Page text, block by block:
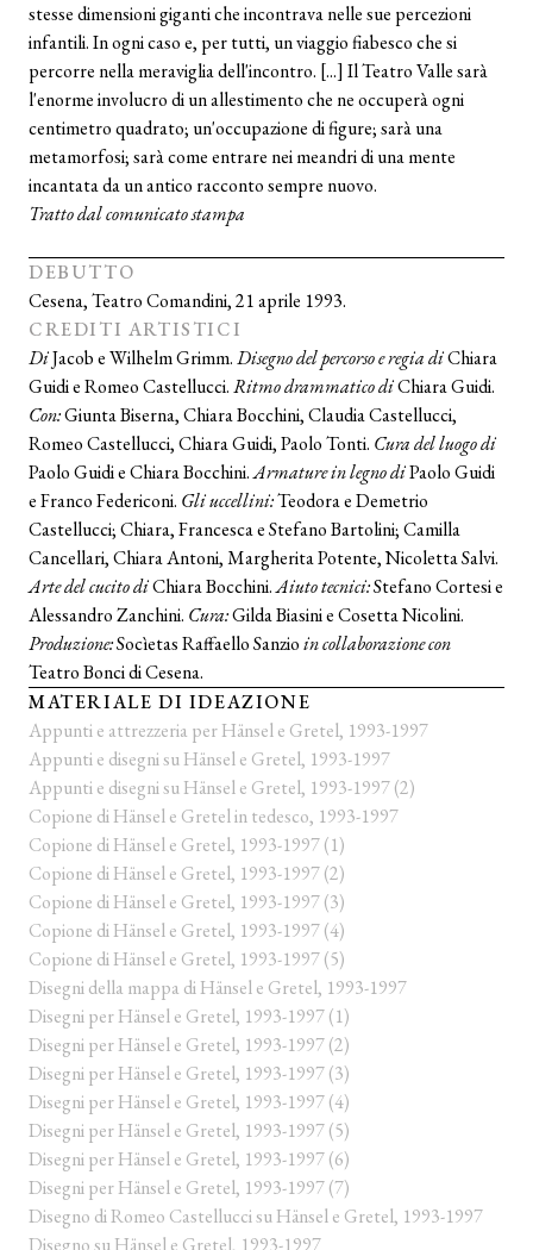
stesse dimensioni giganti che incontrava nelle sue percezioni
infantili. In ogni caso e, per tutti, un viaggio fiabesco che si
percorre nella meraviglia dell'incontro. [...] Il Teatro Valle sarà
l'enorme involucro di un allestimento che ne occuperà ogni
centimetro quadrato; un'occupazione di figure; sarà una
metamorfosi; sarà come entrare nei meandri di una mente
incantata da un antico racconto sempre nuovo.
Tratto dal comunicato stampa
DEBUTTO
Cesena, Teatro Comandini, 21 aprile 1993.
CREDITI ARTISTICI
DiJacob e Wilhelm Grimm.Disegno del percorso e regia diChiara
Guidi e Romeo Castellucci.Ritmo drammatico diChiara Guidi.
Con:Giunta Biserna, Chiara Bocchini, Claudia Castellucci,
Romeo Castellucci, Chiara Guidi, Paolo Tonti. Cura del luogo di
Paolo Guidi e Chiara Bocchini.Armature in legno diPaolo Guidi
e Franco Federiconi. Gli uccellini:Teodora e Demetrio
Castellucci; Chiara, Francesca e Stefano Bartolini; Camilla
Cancellari, Chiara Antoni, Margherita Potente, Nicoletta Salvi.
Arte del cucito diChiara Bocchini.Aiuto tecnici:Stefano Cortesi e
Alessandro Zanchini. Cura:Gilda Biasini e Cosetta Nicolini.
Produzione:Socìetas Raffaello Sanzioin collaborazione con
Teatro Bonci di Cesena.
MATERIALE DI IDEAZIONE
Appunti e attrezzeria per Hänsel e Gretel, 1993-1997
Appunti e disegni su Hänsel e Gretel, 1993-1997
Appunti e disegni su Hänsel e Gretel, 1993-1997 (2)
Copione di Hänsel e Gretel in tedesco, 1993-1997
Copione di Hänsel e Gretel, 1993-1997 (1)
Copione di Hänsel e Gretel, 1993-1997 (2)
Copione di Hänsel e Gretel, 1993-1997 (3)
Copione di Hänsel e Gretel, 1993-1997 (4)
Copione di Hänsel e Gretel, 1993-1997 (5)
Disegni della mappa di Hänsel e Gretel, 1993-1997
Disegni per Hänsel e Gretel, 1993-1997 (1)
Disegni per Hänsel e Gretel, 1993-1997 (2)
Disegni per Hänsel e Gretel, 1993-1997 (3)
Disegni per Hänsel e Gretel, 1993-1997 (4)
Disegni per Hänsel e Gretel, 1993-1997 (5)
Disegni per Hänsel e Gretel, 1993-1997 (6)
Disegni per Hänsel e Gretel, 1993-1997 (7)
Disegno di Romeo Castellucci su Hänsel e Gretel, 1993-1997
Disegno su Hänsel e Gretel, 1993-1997